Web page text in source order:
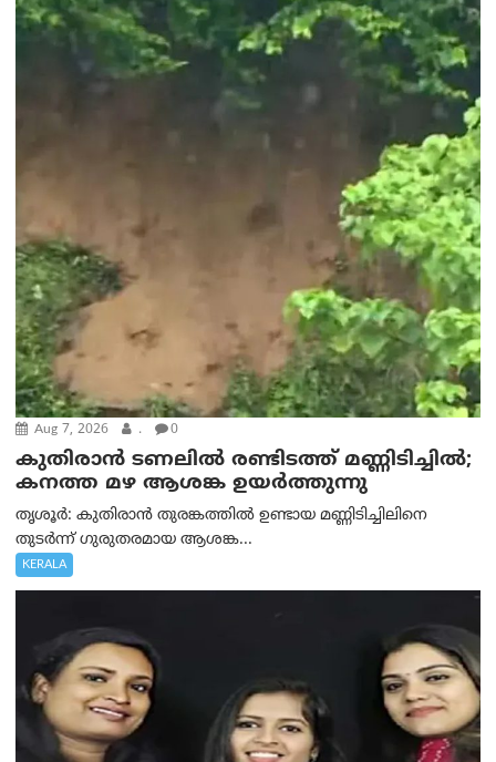
Aug 7, 2026 . 0
കുതിരാൻ ടണലിൽ രണ്ടിടത്ത് മണ്ണിടിച്ചിൽ;
കനത്ത മഴ ആശങ്ക ഉയർത്തുന്നു
തൃശൂർ: കുതിരാൻ തുരങ്കത്തിൽ ഉണ്ടായ മണ്ണിടിച്ചിലിനെ
തുടർന്ന് ഗുരുതരമായ ആശങ്ക...
KERALA